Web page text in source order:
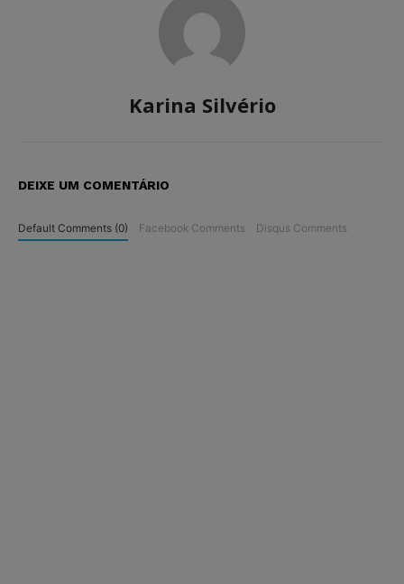
Karina Silvério
DEIXE UM COMENTÁRIO
Default Comments (0) Facebook Comments Disqus Comments